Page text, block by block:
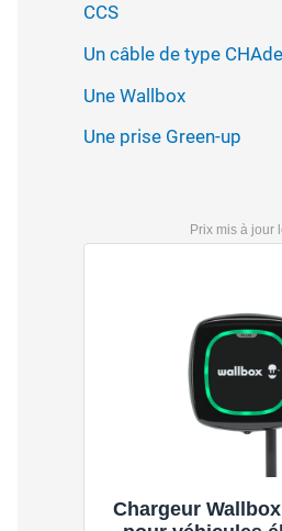
CCS
Un câble de type
Une Wallbox
Une prise Green-up
Chargeur